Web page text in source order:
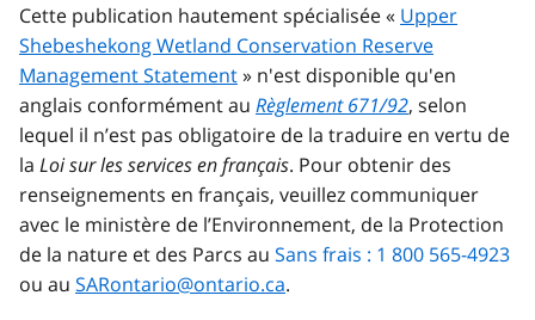
Cette publication hautement spécialisée « Upper
Shebeshekong Wetland Conservation Reserve
Management Statement» n'est disponible qu'en
anglais conformément au Règlement 671/92, selon
lequel il n’est pas obligatoire de la traduire en vertu de
la Loi sur les services en français. Pour obtenir des
renseignements en français, veuillez communiquer
avec le ministère de l’Environnement, de la Protection
de la nature et des Parcs au Sans frais : 1 800 565-4923
ou au SARontario@ontario.ca.